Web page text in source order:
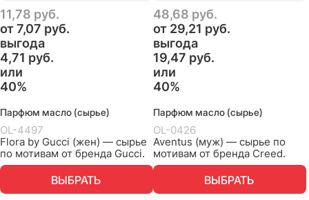
11,78 руб.
от7,07 руб.
выгода
4,71 руб.
или
40%
Парфюм масло (сырье)
OL-4497
Flora by Gucci (жен) — сырье
по мотивам от бренда Gucci.
ВЫБРАТЬ
48,68 руб.
от 29,21 руб.
выгода
19,47 руб.
или
40%
Парфюм масло (сырье)
OL-0426
Aventus (муж) — сырье по
мотивам от бренда Creed.
ВЫБРАТЬ